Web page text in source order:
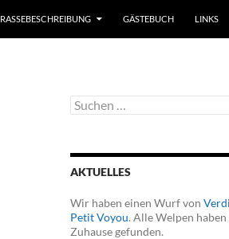
RASSEBESCHREIBUNG GÄSTEBUCH LINKS
Suchen
nach:
AKTUELLES
Wir haben einen Wurf von Verdi
Petit Voyou. Alle Welpen haben
Zuhause gefunden.